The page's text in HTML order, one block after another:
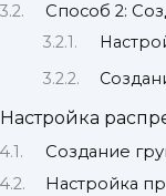
Способ 2:
Настройка
Создание
Настройка